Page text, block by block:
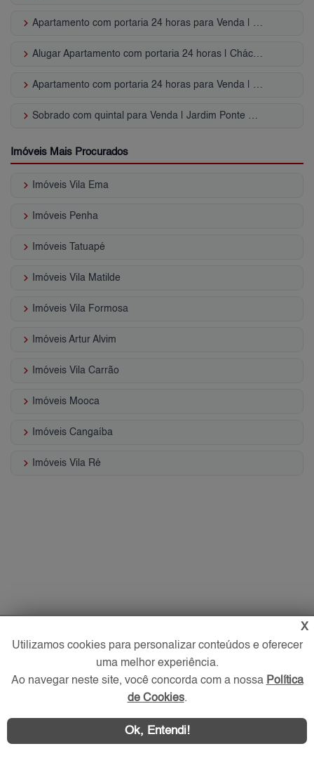
keyboard_arrow_right Apartamento com portaria 24 horas para Venda | Vila Centenário
keyboard_arrow_right Alugar Apartamento com portaria 24 horas | Chácara Santo Antônio (ZL)
keyboard_arrow_right Apartamento com portaria 24 horas para Venda | Quarta Parada
keyboard_arrow_right Sobrado com quintal para Venda | Jardim Ponte Rasa
Imóveis Mais Procurados
keyboard_arrow_right Imóveis Vila Ema
keyboard_arrow_right Imóveis Penha
keyboard_arrow_right Imóveis Tatuapé
keyboard_arrow_right Imóveis Vila Matilde
keyboard_arrow_right Imóveis Vila Formosa
keyboard_arrow_right Imóveis Artur Alvim
keyboard_arrow_right Imóveis Vila Carrão
keyboard_arrow_right Imóveis Mooca
keyboard_arrow_right Imóveis Cangaíba
keyboard_arrow_right Imóveis Vila Ré
X
Utilizamos cookies para personalizar conteúdos e oferecer
uma melhor experiência.
Ao navegar neste site, você concorda com a nossa Política
de Cookies.
Ok, Entendi!